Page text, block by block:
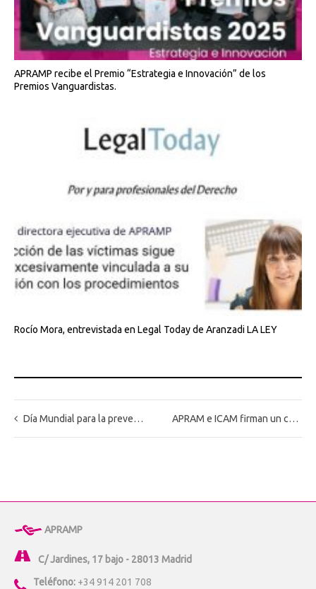
APRAMP recibe el Premio “Estrategia e Innovación” de los
Premios Vanguardistas.
Rocío Mora, entrevistada en Legal Today de Aranzadi LA LEY
Día Mundial para la prevención del suicidio APRAM e ICAM firman un convenio de colaboración
APRAMP
C/ Jardines, 17 bajo - 28013 Madrid
Teléfono: +34 914 201 708